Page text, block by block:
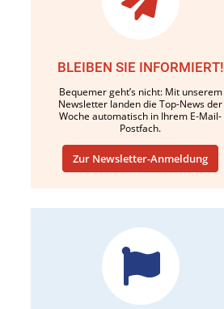
BLEIBEN SIE INFORMIERT!
Bequemer geht’s nicht: Mit unserem
Newsletter landen die Top-News der
Woche automatisch in Ihrem E-Mail-
Postfach.
Zur Newsletter-Anmeldung